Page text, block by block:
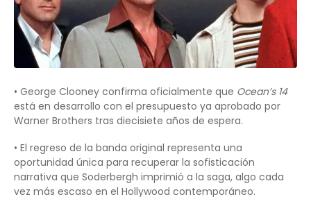
• George Clooney confirma oficialmente que Ocean’s 14
está en desarrollo con el presupuesto ya aprobado por
Warner Brothers tras diecisiete años de espera.
• El regreso de la banda original representa una
oportunidad única para recuperar la sofisticación
narrativa que Soderbergh imprimió a la saga, algo cada
vez más escaso en el Hollywood contemporáneo.